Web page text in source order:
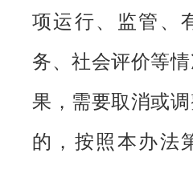
项运行、监管、
务、社会评价等
果，需要取消或
的，按照本办法